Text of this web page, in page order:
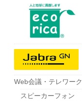
Web会議・テレワーク
スピーカーフォン